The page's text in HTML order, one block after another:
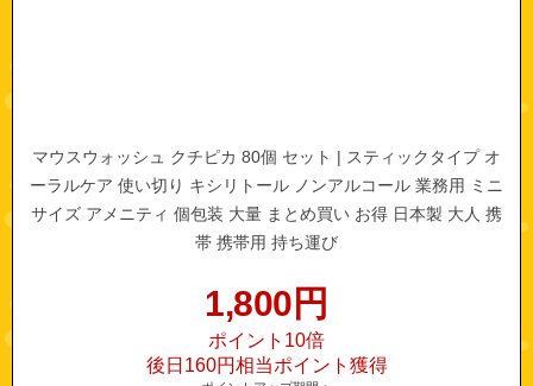
マウスウォッシュ クチピカ 80個 セット | スティックタイプ オ
ーラルケア 使い切り キシリトール ノンアルコール 業務用 ミニ
サイズ アメニティ 個包装 大量 まとめ買い お得 日本製 大人 携
帯 携帯用 持ち運び
1,800 円
ポイント10倍
後日160円相当ポイント獲得